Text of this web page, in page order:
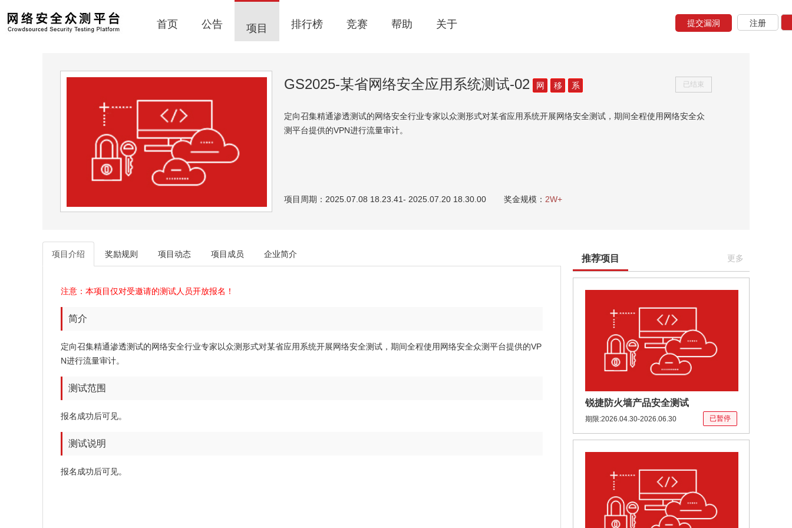
首页 公告 项目 排行榜 竞赛 帮助 关于 提交漏洞 注册
GS2025-某省网络安全应用系统测试-02 网 移 系 已结束
定向召集精通渗透测试的网络安全行业专家以众测形式对某省应用系统开展网络安全测试，期间全程使用网络安全众
测平台提供的VPN进行流量审计。
项目周期：2025.07.08 18.23.41- 2025.07.20 18.30.00 奖金规模： 2W+
项目介绍 奖励规则 项目动态 项目成员 企业简介
注意：本项目仅对受邀请的测试人员开放报名！
简介
定向召集精通渗透测试的网络安全行业专家以众测形式对某省应用系统开展网络安全测试，期间全程使用网络安全众测平台提供的VP
N进行流量审计。
测试范围
报名成功后可见。
测试说明
报名成功后可见。
推荐项目 更多
锐捷联合CNCERT针对锐捷防火墙
产品R13版本进行安全测试。本次
测试锐捷设立相关奖励机制，诚邀
各界技术人士检验产品安全性与可
靠性。
锐捷防火墙产品安全测试
期限:2026.04.30-2026.06.30 已暂停
定向召集精通渗透测试的网络安全
行业专家以众测形式对某算力平台
网络与数据系统开展网络安全测
试，期间全程使用网络安全众测平